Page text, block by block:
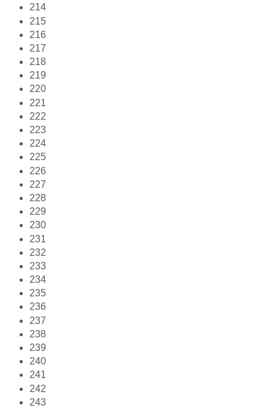
214
215
216
217
218
219
220
221
222
223
224
225
226
227
228
229
230
231
232
233
234
235
236
237
238
239
240
241
242
243